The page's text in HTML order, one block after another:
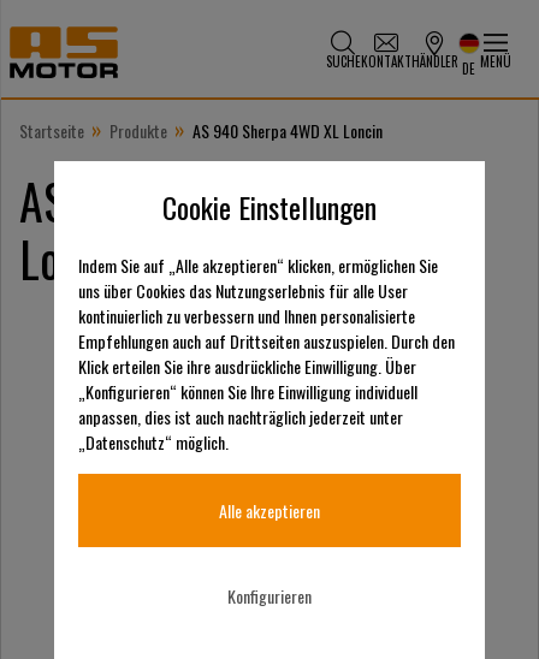
SUCHEKONTAKTHÄNDLER DE MENÜ
Startseite » Produkte » AS 940 Sherpa 4WD XL Loncin
AS 940 Sherpa 4WD XL
Loncin
Cookie Einstellungen
Indem Sie auf „Alle akzeptieren“ klicken, ermöglichen Sie
uns über Cookies das Nutzungserlebnis für alle User
kontinuierlich zu verbessern und Ihnen personalisierte
Empfehlungen auch auf Drittseiten auszuspielen. Durch den
Klick erteilen Sie ihre ausdrückliche Einwilligung. Über
„Konfigurieren“ können Sie Ihre Einwilligung individuell
anpassen, dies ist auch nachträglich jederzeit unter
„Datenschutz“ möglich.
Alle akzeptieren
Konfigurieren